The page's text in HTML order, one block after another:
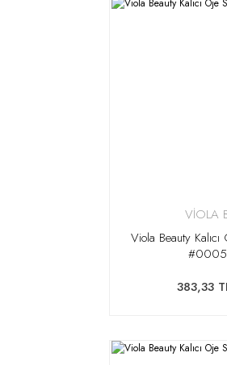
VİOLA
Viola Beauty
383,33